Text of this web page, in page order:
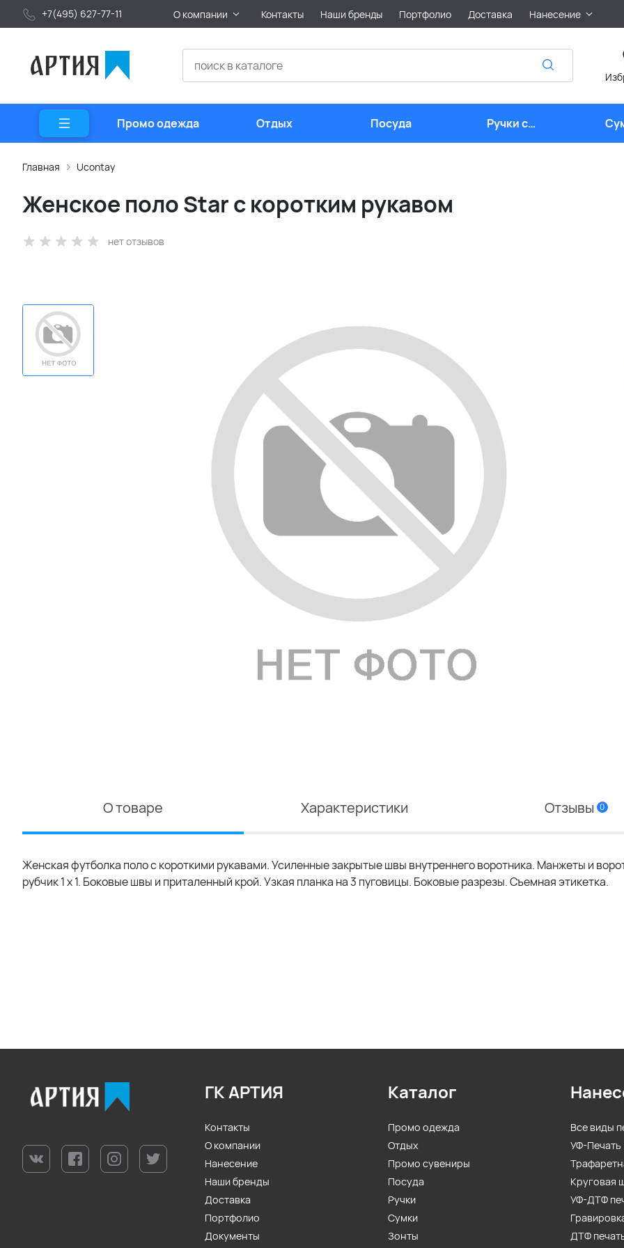
+7(495) 627-77-11 О компании Контакты Наши бренды Портфолио Доставка Нанесение
Промо одежда Отдых Посуда
Ручки с
логотипом
Главная Ucontay
Женское поло Star с коротким рукавом
нет отзывов
О товаре Характеристики Отзывы 0
Женская футболка поло с короткими рукавами. Усиленные закрытые швы внутреннего воротника. Манжеты и
рубчик 1 x 1. Боковые швы и приталенный крой. Узкая планка на 3 пуговицы. Боковые разрезы. Съемная этикетка.
ГК АРТИЯ
Контакты
О компании
Нанесение
Наши бренды
Доставка
Портфолио
Документы
Каталог
Промо одежда
Отдых
Промо сувениры
Посуда
Ручки
Сумки
Зонты
Все виды
УФ-Печать
Круговая
УФ-ДТФ
ДТФ